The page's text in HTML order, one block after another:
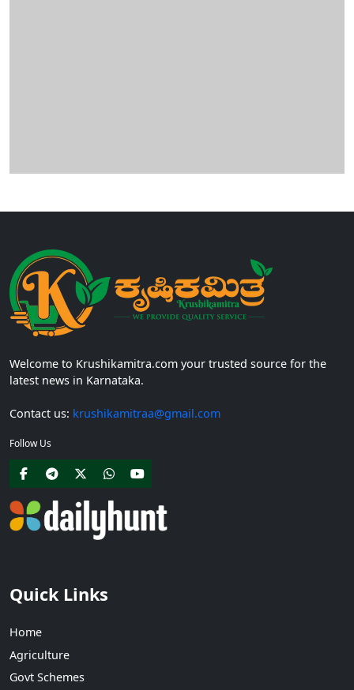
Welcome to Krushikamitra.com your trusted source for the
latest news in Karnataka.
Contact us: krushikamitraa@gmail.com
Follow Us
Quick Links
Home
Agriculture
Govt Schemes